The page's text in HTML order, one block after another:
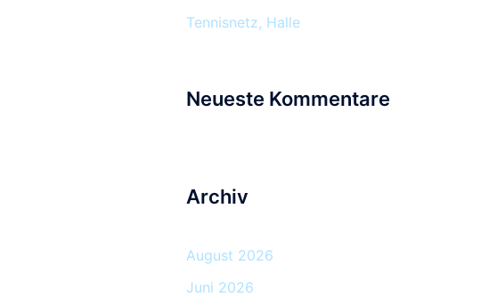
Tennisnetz, Halle
Neueste Kommentare
Archiv
August 2026
Juni 2026